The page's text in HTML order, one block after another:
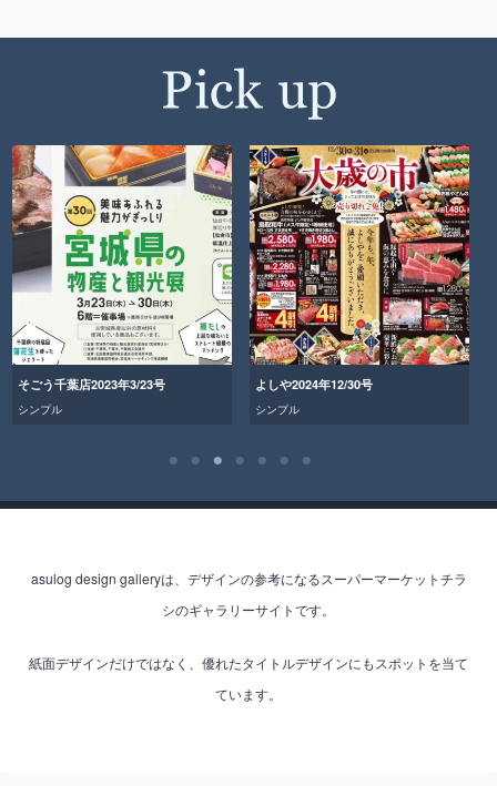
そごう千葉店2023年3/23号
シンプル
よしや2024年12/30号
シンプル
asulog design galleryは、デザインの参考になるスーパーマーケットチラ
シのギャラリーサイトです。
紙面デザインだけではなく、優れたタイトルデザインにもスポットを当て
ています。